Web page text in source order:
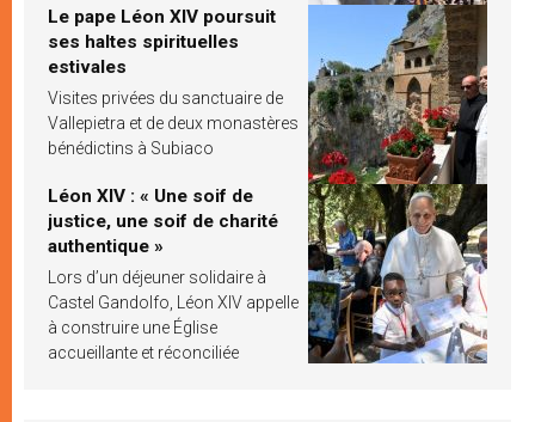
Le pape Léon XIV poursuit
ses haltes spirituelles
estivales
Visites privées du sanctuaire de
Vallepietra et de deux monastères
bénédictins à Subiaco
Léon XIV : « Une soif de
justice, une soif de charité
authentique »
Lors d’un déjeuner solidaire à
Castel Gandolfo, Léon XIV appelle
à construire une Église
accueillante et réconciliée